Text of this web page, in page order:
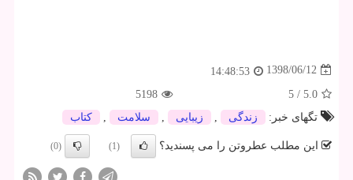
1398/06/12
14:48:53
5.0
/
5
5198
تگهای خبر:
زندگی زیبایی سلامت كتاب
این مطلب عطروتن را می پسندید؟ (1)
(0)